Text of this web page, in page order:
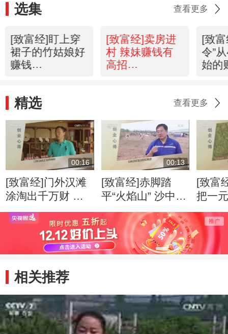
选集 查看更多
[致富经]盯上穿
裙子的竹姑娘好
赚钱
[致富经]卖房进
村 辣妹赚钱有
高招
[致
令”
始的
精选 查看更多
00:16
[致富经]门外汉滩
涂淘出千万财 创
业心得
00:13
[致富经]赤脚踏
平“火焰山” 沙中掘
出亿万财 创业心
得
[致富
把一
万财
相关推荐